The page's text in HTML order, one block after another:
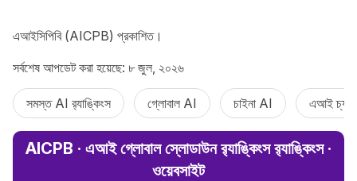
এআইসিপিবি (AICPB) প্রকাশিত।
সর্বশেষ আপডেট করা হয়েছে: ৮ জুল, ২০২৬
সমস্ত AI র‍্যাঙ্কিংস গ্লোবাল AI চাইনা AI এআই
AICPB · এআই গ্লোবাল স্লোডাউন র‍্যাঙ্কিংস র‌্যাঙ্কিংস ·
ওয়েবসাইট